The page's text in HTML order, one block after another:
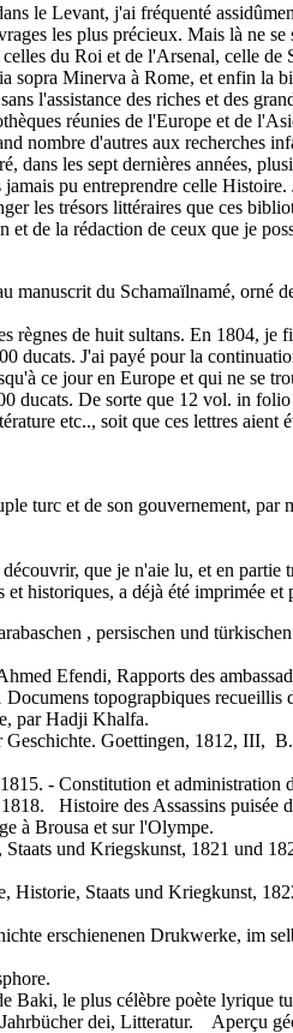
le Levant, j'ai fréquenté
les plus précieux. Mais là ne
du Roi et de l'Arsenal, celle
Minerva à Rome, et enfin la
l'assistance des riches et des
réunies de l'Europe et de
nombre d'autres aux recherches
les sept dernières années,
pu entreprendre celle
les trésors littéraires que ces
de la rédaction de ceux que je
du Schamaïlnamé, orné
de huit sultans. En 1804, je
ducats. J'ai payé pour la
ce jour en Europe et qui ne se
ducats. De sorte que 12 vol. in
etc.., soit que ces lettres aient
turc et de son gouvernement,
que je n'aie lu, et en
historiques, a déjà été imprimée
, persischen und
Efendi, Rapports des
topograpbiques recueillis
par Hadji Khalfa.
Goettingen, 1812, III,
- Constitution et administration
Histoire des Assassins puisée
à Brousa et sur l'Olympe.
und Kriegskunst, 1821 und
Staats und Kriegkunst,
erschienenen Drukwerke, im
Baki, le plus célèbre poète lyrique
dei, Litteratur. Aperçu